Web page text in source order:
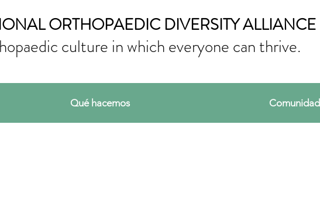
ORTHOPAEDIC DIVERSITY ALLIANCE
culture in which everyone can thrive.
Qué hacemos Comunidad